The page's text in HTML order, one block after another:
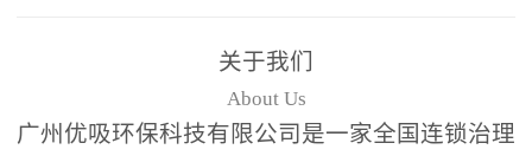
关于我们
About Us
广州优吸环保科技有限公司是一家全国连锁治理